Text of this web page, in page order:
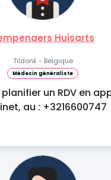
Huisarts
Tildonk - Belgique
Médecin généraliste
un RDV en
au : +3216600747